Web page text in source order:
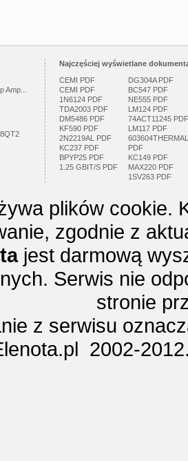
Amp...
Najczęściej wyświetlane
CEMI PDF
CEMI PDF
1N6124 PDF
TDA2003 PDF
DM5486 PDF
KF590 PDF
2N2219AL PDF
KC237 PDF
BPYP25 PDF
1.25 GBIT/S PDF
DG304A PDF
BC547 PDF
NE555 PDF
LM124 PDF
74ACT11245 PDF
LM117 PDF
603604THERMAL
PDF
KC149 PDF
MAX220 PDF
1SV263 PDF
plików cookie.
zgodnie z
jest darmową
Serwis nie
stronie
z serwisu
2002-